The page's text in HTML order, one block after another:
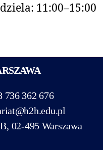
11:00–15:00
736 362 676
02-495 Warszawa